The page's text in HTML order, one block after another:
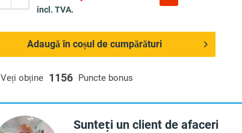
Veți obține 1156 Puncte bonus
incl. TVA.
Adaugă în coșul de cumpărături
Sunteți un client de afaceri